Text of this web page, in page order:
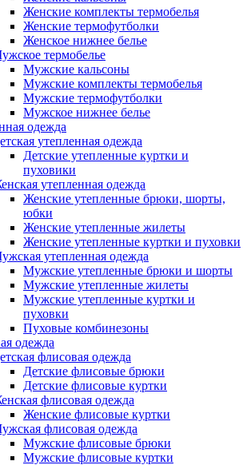
Женские комплекты термобелья
Женские термофутболки
Женское нижнее белье
термобелье
Мужские кальсоны
Мужские комплекты термобелья
Мужские термофутболки
Мужское нижнее белье
одежда
утепленная одежда
Детские утепленные куртки и
пуховики
утепленная одежда
Женские утепленные брюки, шорты,
юбки
Женские утепленные жилеты
Женские утепленные куртки и пуховки
утепленная одежда
Мужские утепленные брюки и шорты
Мужские утепленные жилеты
Мужские утепленные куртки и
пуховки
Пуховые комбинезоны
одежда
флисовая одежда
Детские флисовые брюки
Детские флисовые куртки
флисовая одежда
Женские флисовые куртки
флисовая одежда
Мужские флисовые брюки
Мужские флисовые куртки